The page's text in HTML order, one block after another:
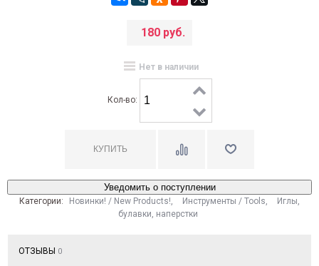
180 руб.
Нет в наличии
Кол-во:
Уведомить о поступлении
Категории: Новинки! / New Products! Инструменты / Tools
Иглы,
булавки, наперстки
ОТЗЫВЫ 0